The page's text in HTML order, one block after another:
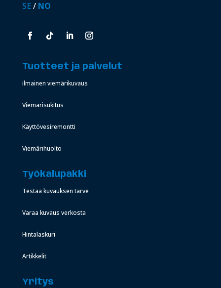
SE/ NO
Tuotteet ja palvelut
ilmainen viemärikuvaus
Viemärisukitus
Käyttövesiremontti
Viemärihuolto
Työkalupakki
Testaa kuvauksen tarve
Varaa kuvaus verkosta
Hintalaskuri
Artikkelit
Yritys